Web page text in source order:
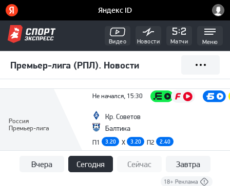
Видео Новости Матчи Меню
Премьер-лига (РПЛ). Новости
Россия
Премьер-лига
Не начался, 15:30
Кр. Советов
Балтика
П1 3.20 X 3.20 П2 2.40
Вчера Сегодня Сейчас Завтра